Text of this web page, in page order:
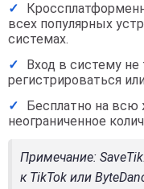
всех популярных
системах.
Вход в систему не
регистрироваться
Бесплатно на всю
неограниченное
Примечание:
к TikTok или